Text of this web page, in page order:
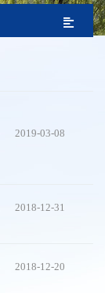
2019-03-08
2018-12-31
2018-12-20